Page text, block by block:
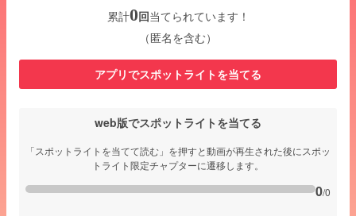
累計0回当てられています！
（匿名を含む）
アプリでスポットライトを当てる
web版でスポットライトを当てる
「スポットライトを当てて読む」を押すと動画が再生された後にスポッ
トライト限定チャプターに遷移します。
0/0